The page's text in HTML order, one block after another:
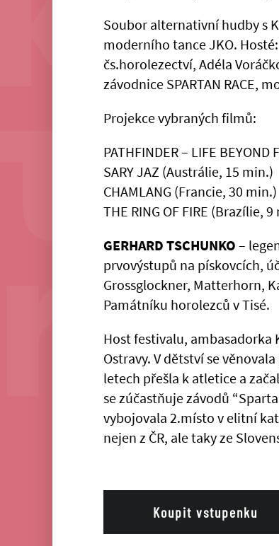
Soubor alternativní hudby s
moderního tance JKO.
čs.horolezectví, Adéla
závodnice SPARTAN RACE,
Projekce vybraných filmů:
PATHFINDER – LIFE
SARY JAZ (Austrálie, 15 min.)
CHAMLANG (Francie, 30 min.)
THE RING OF FIRE (Brazílie,
GERHARD TSCHUNKO –
prvovýstupů na pískovcích,
Grossglockner, Matterhorn,
Památníku horolezců v Tisé.
Host festivalu, ambasadorka
Ostravy. V dětství se
letech přešla k atletice a
se zúčastňuje závodů
vybojovala 2.místo v elitní
nejen z ČR, ale taky ze
Koupit vstupenku